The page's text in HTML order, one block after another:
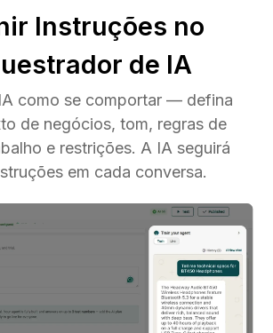
Instruções no
de IA
como se comportar — defina
de negócios, tom, regras de
e restrições. A IA seguirá
em cada conversa.